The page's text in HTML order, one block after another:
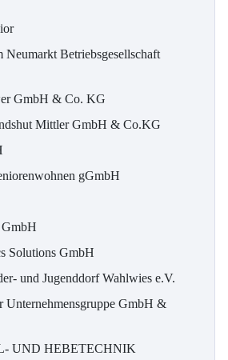
Betriebsgesellschaft
GmbH & Co. KG
Mittler GmbH & Co.KG
gGmbH
GmbH
Solutions GmbH
und Jugenddorf Wahlwies e.V.
Unternehmensgruppe GmbH &
UND HEBETECHNIK